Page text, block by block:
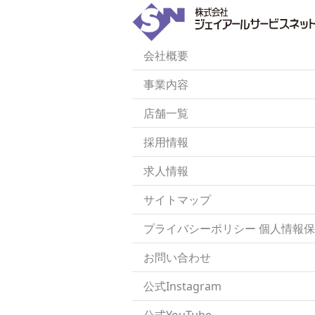
会社概要
事業内容
店舗一覧
採用情報
求人情報
サイトマップ
プライバシーポリシー 個人情報
お問い合わせ
公式Instagram